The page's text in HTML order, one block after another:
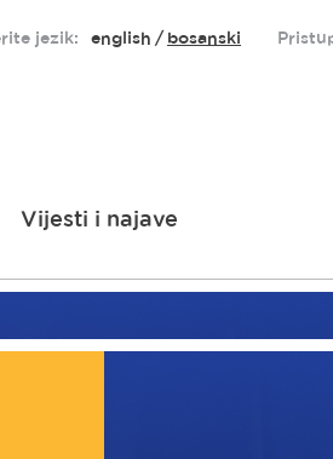
jezik: english bosanski
Vijesti i najave